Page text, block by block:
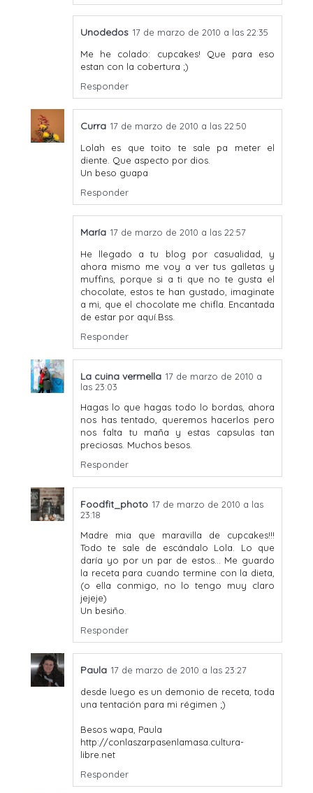
Unodedos 17 de marzo de 2010 a las 22:35
Me he colado: cupcakes! Que para eso
estan con la cobertura ;)
Responder
Curra 17 de marzo de 2010 a las 22:50
Lolah es que toito te sale pa meter el
diente. Que aspecto por dios.
Un beso guapa
Responder
María 17 de marzo de 2010 a las 22:57
He llegado a tu blog por casualidad, y
ahora mismo me voy a ver tus galletas y
muffins, porque si a ti que no te gusta el
chocolate, estos te han gustado, imaginate
a mi, que el chocolate me chifla. Encantada
de estar por aquí.Bss.
Responder
La cuina vermella 17 de marzo de 2010 a
las 23:03
Hagas lo que hagas todo lo bordas, ahora
nos has tentado, queremos hacerlos pero
nos falta tu maña y estas capsulas tan
preciosas. Muchos besos.
Responder
Foodfit_photo 17 de marzo de 2010 a las
23:18
Madre mia que maravilla de cupcakes!!!
Todo te sale de escándalo Lola. Lo que
daría yo por un par de estos... Me guardo
la receta para cuando termine con la dieta,
(o ella conmigo, no lo tengo muy claro
jejeje)
Un besiño.
Responder
Paula 17 de marzo de 2010 a las 23:27
desde luego es un demonio de receta, toda
una tentación para mi régimen ;)
Besos wapa, Paula
http://conlaszarpasenlamasa.cultura-
libre.net
Responder